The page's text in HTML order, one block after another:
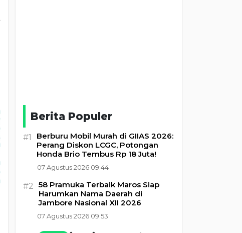
Berita Populer
#1
Berburu Mobil Murah di GIIAS 2026:
Perang Diskon LCGC, Potongan
Honda Brio Tembus Rp 18 Juta!
07 Agustus 2026 09:44
#2 58 Pramuka Terbaik Maros Siap
Harumkan Nama Daerah di
Jambore Nasional XII 2026
07 Agustus 2026 09:53